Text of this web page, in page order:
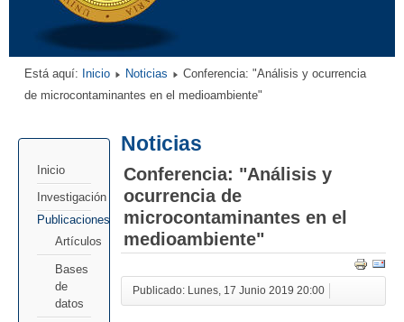
Está aquí: Inicio Noticias
Conferencia: "Análisis y ocurrencia
de microcontaminantes en el medioambiente"
Inicio
Investigación
Publicaciones
Artículos
Bases
de
datos
Noticias
Conferencia: "Análisis y
ocurrencia de
microcontaminantes en el
medioambiente"
Publicado: Lunes, 17 Junio 2019 20:00